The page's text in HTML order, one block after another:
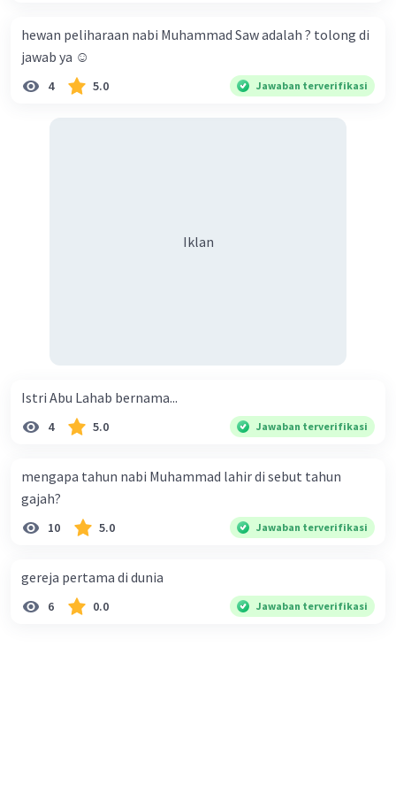
hewan peliharaan nabi Muhammad Saw adalah ? tolong di
jawab ya ☺️
4 5.0 Jawaban terverifikasi
Iklan
Istri Abu Lahab bernama...
4 5.0 Jawaban terverifikasi
mengapa tahun nabi Muhammad lahir di sebut tahun
gajah?
10 5.0 Jawaban terverifikasi
gereja pertama di dunia
6 0.0 Jawaban terverifikasi